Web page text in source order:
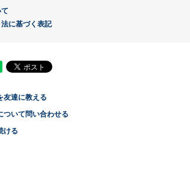
に基づく表記
友達に教える
ついて問い合わせる
ける